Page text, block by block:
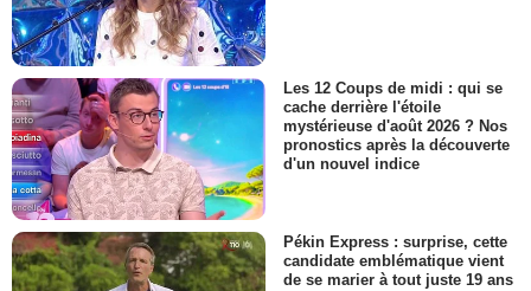
Les 12 Coups de midi : qui se
cache derrière l'étoile
mystérieuse d'août 2026 ? Nos
pronostics après la découverte
d'un nouvel indice
Pékin Express : surprise, cette
candidate emblématique vient
de se marier à tout juste 19 ans